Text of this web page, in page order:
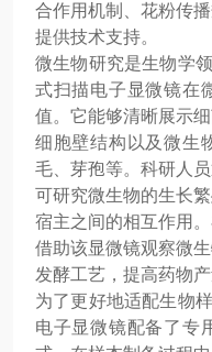
合作用机制、花粉传
提供技术支持。
微生物研究是生物学
式扫描电子显微镜在
值。它能够清晰展示
细胞壁结构以及微生
毛、芽孢等。科研人
可研究微生物的生长
宿主之间的相互作用
借助该显微镜观察微
发酵工艺，提高药物产
为了更好地适配生物
电子显微镜配备了专